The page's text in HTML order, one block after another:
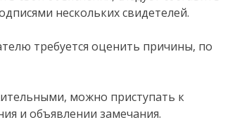
нескольких свидетелей.
требуется оценить причины, по
можно приступать к
и объявлении замечания.